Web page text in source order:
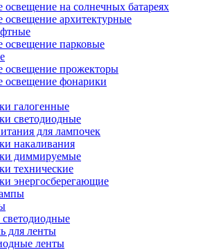
освещение на солнечных батареях
освещение архитектурные
освещение парковые
освещение прожекторы
освещение фонарики
галогенные
светодиодные
для лампочек
накаливания
диммируемые
технические
энергосберегающие
для ленты
ленты